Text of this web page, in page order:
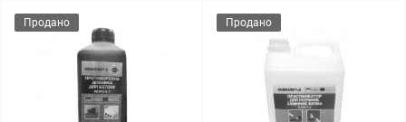
Продано Продано